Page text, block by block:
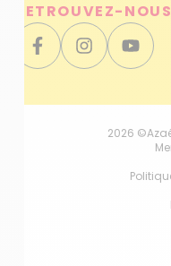
RETROUVEZ-
2026